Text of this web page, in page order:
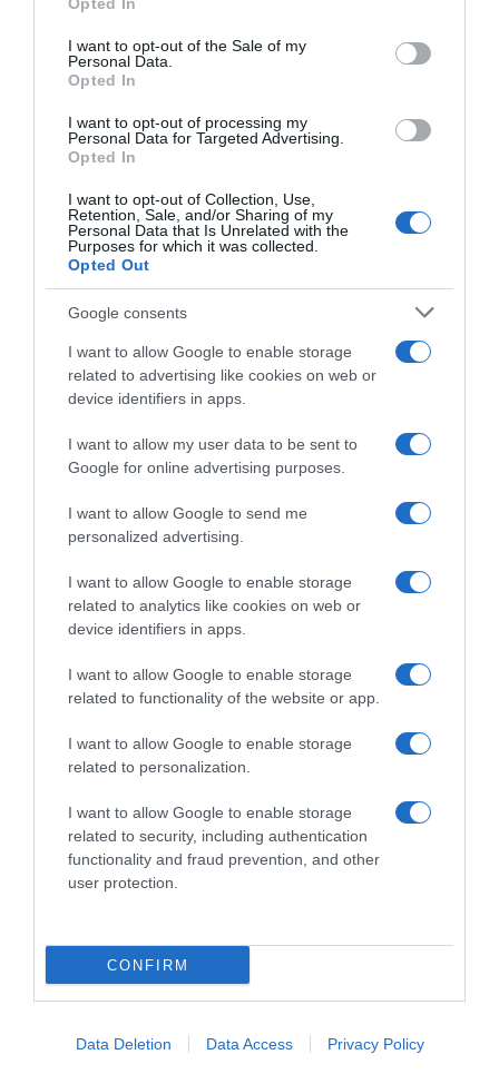
use your data for below specified purposes in below Google
consent section.
I want to opt-out of the Sale of my
Personal Data.
Opted In
I want to opt-out of processing my
Personal Data for Targeted Advertising.
Opted In
I want to opt-out of Collection, Use,
Retention, Sale, and/or Sharing of my
Personal Data that Is Unrelated with the
Purposes for which it was collected.
Opted Out
Google consents
I want to allow Google to enable storage
related to advertising like cookies on web or
device identifiers in apps.
I want to allow my user data to be sent to
Google for online advertising purposes.
I want to allow Google to send me
personalized advertising.
I want to allow Google to enable storage
related to analytics like cookies on web or
device identifiers in apps.
I want to allow Google to enable storage
related to functionality of the website or app.
I want to allow Google to enable storage
related to personalization.
I want to allow Google to enable storage
related to security, including authentication
functionality and fraud prevention, and other
user protection.
CONFIRM
Data Deletion Data Access Privacy Policy
Παρακαλώ Περιμένετε...
ΕΞΑΙΡΕΣΗ – ΒΙΣΣΗ ΑΝΝΑ
Παρακαλώ Περιμένετε...
ΟΠΟΥ ΚΙ ΑΝ ΠΑΣ – ΟΙΚΟΝΟΜΟΠΟΥΛΟΣ